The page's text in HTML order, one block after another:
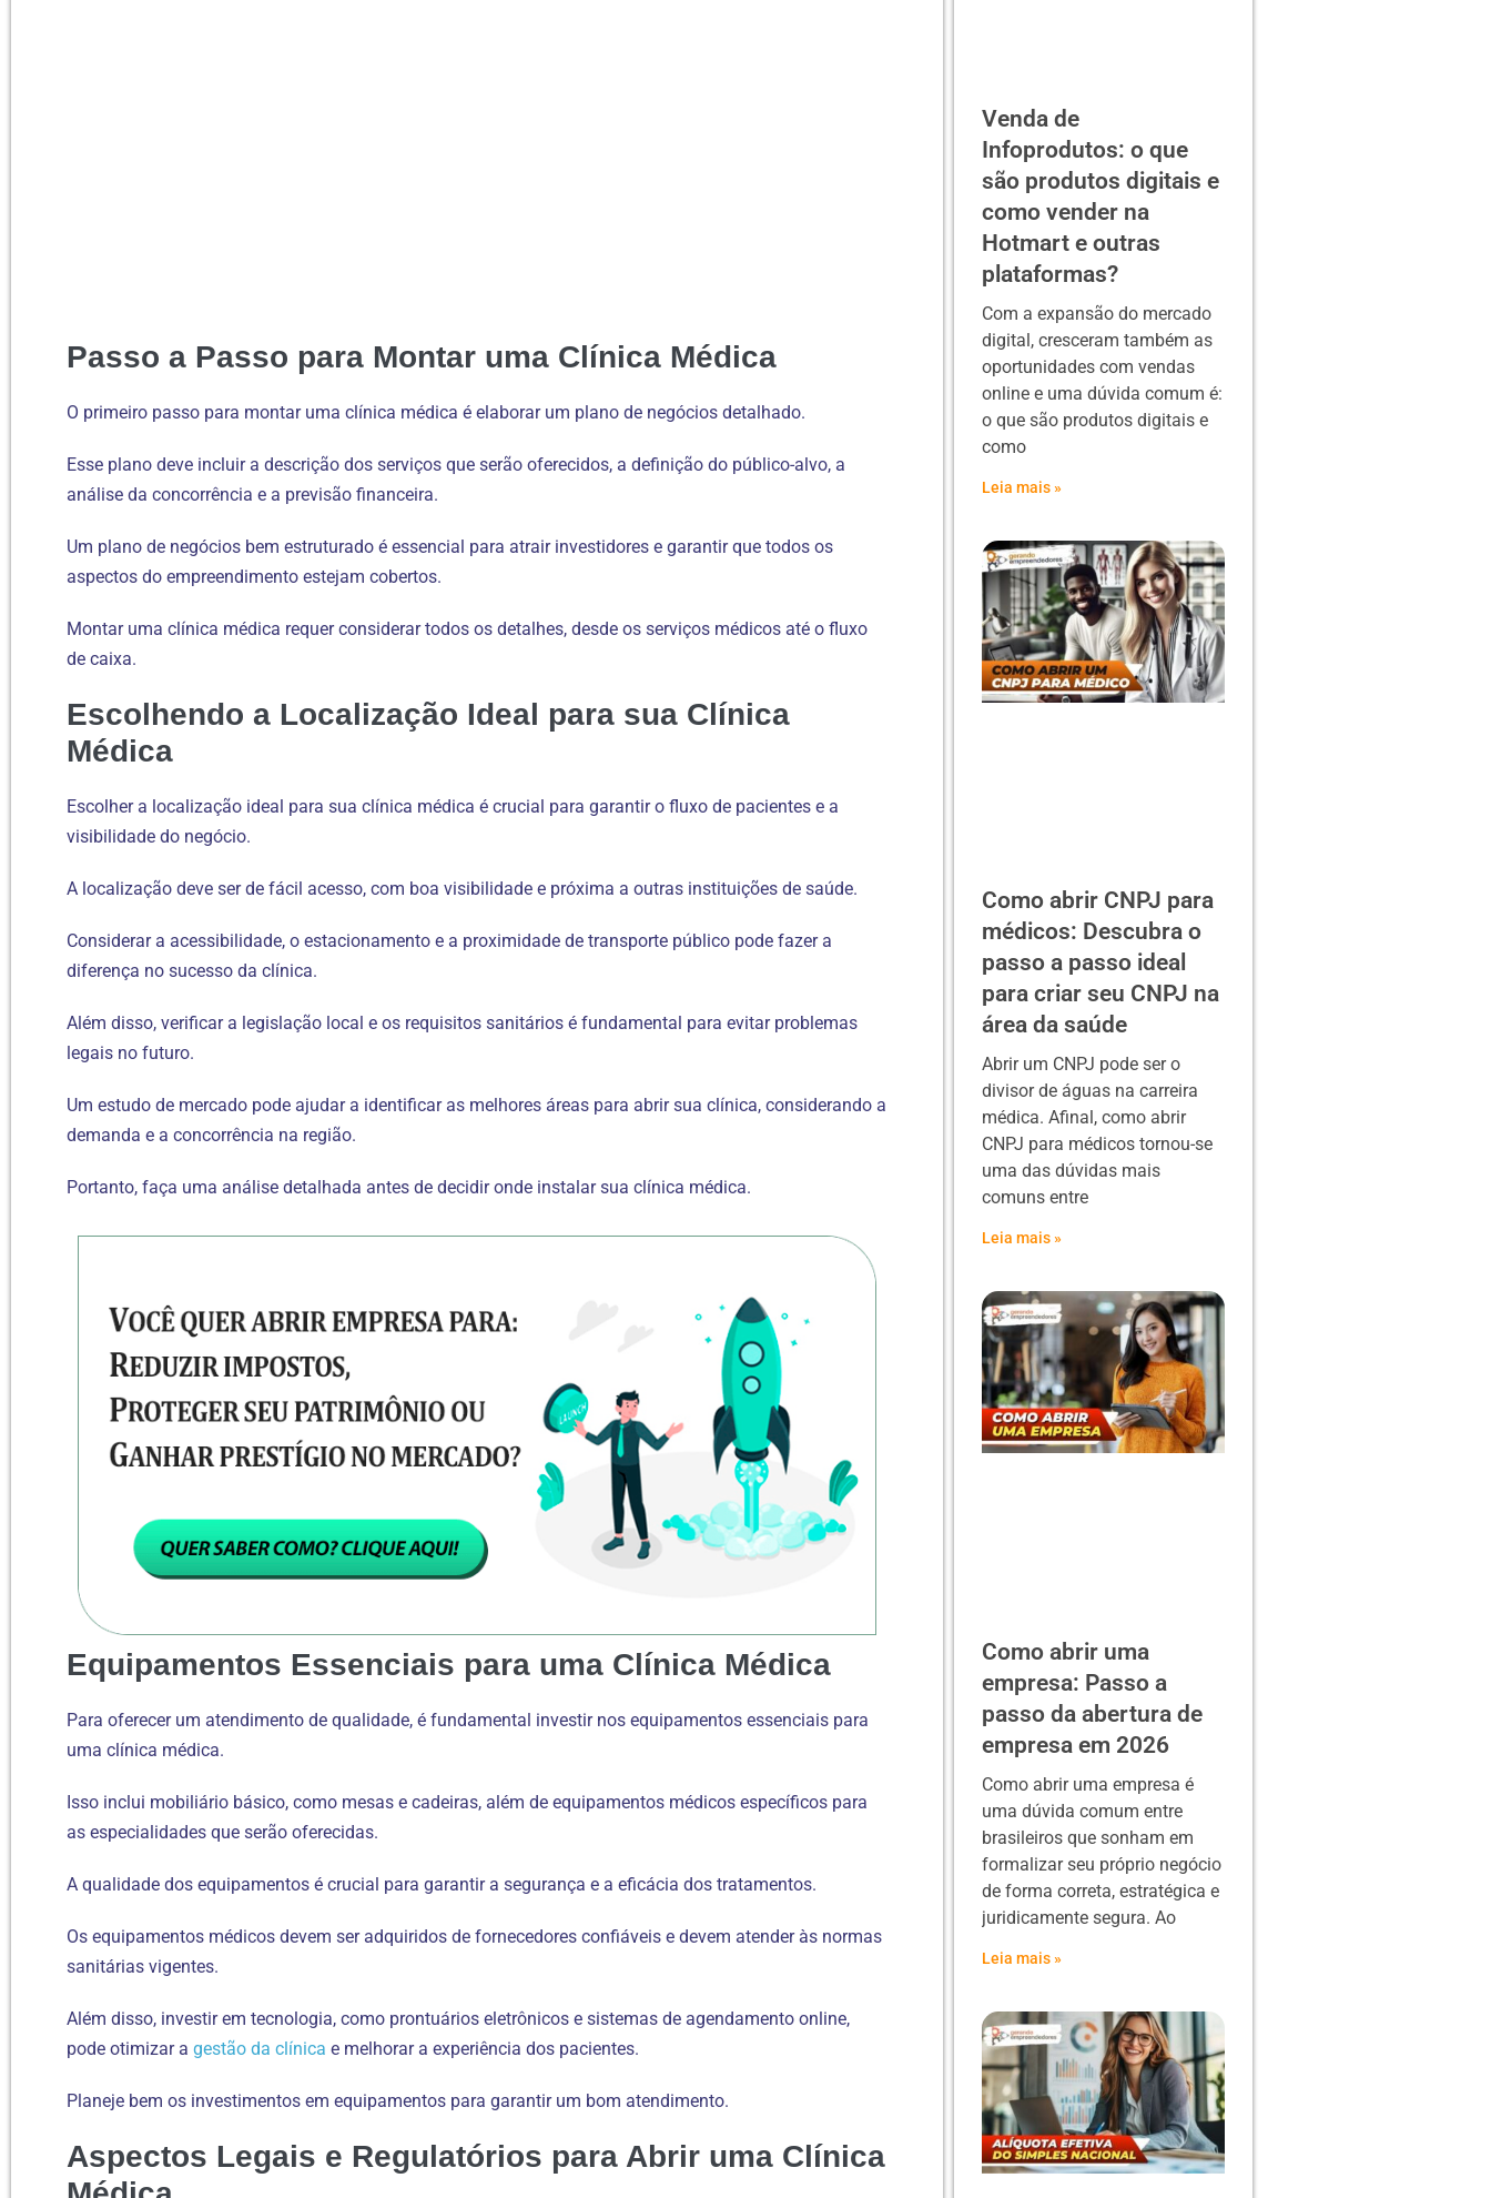
Passo a Passo para Montar uma Clínica Médica
O primeiro passo para montar uma clínica médica é elaborar um plano de negócios detalhado.
Esse plano deve incluir a descrição dos serviços que serão oferecidos, a definição do público-alvo, a
análise da concorrência e a previsão financeira.
Um plano de negócios bem estruturado é essencial para atrair investidores e garantir que todos os
aspectos do empreendimento estejam cobertos.
Montar uma clínica médica requer considerar todos os detalhes, desde os serviços médicos até o fluxo
de caixa.
Escolhendo a Localização Ideal para sua Clínica
Médica
Escolher a localização ideal para sua clínica médica é crucial para garantir o fluxo de pacientes e a
visibilidade do negócio.
A localização deve ser de fácil acesso, com boa visibilidade e próxima a outras instituições de saúde.
Considerar a acessibilidade, o estacionamento e a proximidade de transporte público pode fazer a
diferença no sucesso da clínica.
Além disso, verificar a legislação local e os requisitos sanitários é fundamental para evitar problemas
legais no futuro.
Um estudo de mercado pode ajudar a identificar as melhores áreas para abrir sua clínica, considerando a
demanda e a concorrência na região.
Portanto, faça uma análise detalhada antes de decidir onde instalar sua clínica médica.
Equipamentos Essenciais para uma Clínica Médica
Para oferecer um atendimento de qualidade, é fundamental investir nos equipamentos essenciais para
uma clínica médica.
Isso inclui mobiliário básico, como mesas e cadeiras, além de equipamentos médicos específicos para
as especialidades que serão oferecidas.
A qualidade dos equipamentos é crucial para garantir a segurança e a eficácia dos tratamentos.
Os equipamentos médicos devem ser adquiridos de fornecedores confiáveis e devem atender às normas
sanitárias vigentes.
Além disso, investir em tecnologia, como prontuários eletrônicos e sistemas de agendamento online,
pode otimizar a gestão da clínica e melhorar a experiência dos pacientes.
Planeje bem os investimentos em equipamentos para garantir um bom atendimento.
Aspectos Legais e Regulatórios para Abrir uma Clínica
Venda de
Infoprodutos: o que
são produtos digitais e
como vender na
Hotmart e outras
plataformas?
Com a expansão do mercado
digital, cresceram também as
oportunidades com vendas
online e uma dúvida comum é:
o que são produtos digitais e
como
Leia mais »
Como abrir CNPJ para
médicos: Descubra o
passo a passo ideal
para criar seu CNPJ na
área da saúde
Abrir um CNPJ pode ser o
divisor de águas na carreira
médica. Afinal, como abrir
CNPJ para médicos tornou-se
uma das dúvidas mais
comuns entre
Leia mais »
Como abrir uma
empresa: Passo a
passo da abertura de
empresa em 2026
Como abrir uma empresa é
uma dúvida comum entre
brasileiros que sonham em
formalizar seu próprio negócio
de forma correta, estratégica e
juridicamente segura. Ao
Leia mais »